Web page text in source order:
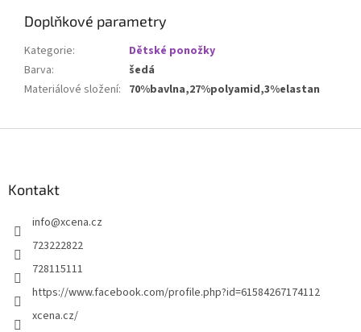
Doplňkové parametry
Kategorie:
Dětské ponožky
Barva:
šedá
Materiálové složení: 70%bavlna,27%polyamid,3%elastan
Kontakt
info@xcena.cz
723222822
728115111
https://www.facebook.com/profile.php?id=61584267174112
xcena.cz/